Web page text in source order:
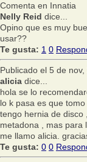
Comenta en Innatia
Nelly Reid dice...
Opino que es muy
usar??
Te gusta: 1 0
Publicado el 5 de
alicia dice...
hola se lo
lo k pasa es que
tengo hernia de disco
metadona , mas para
me llamo alicia.
Te gusta: 0 0